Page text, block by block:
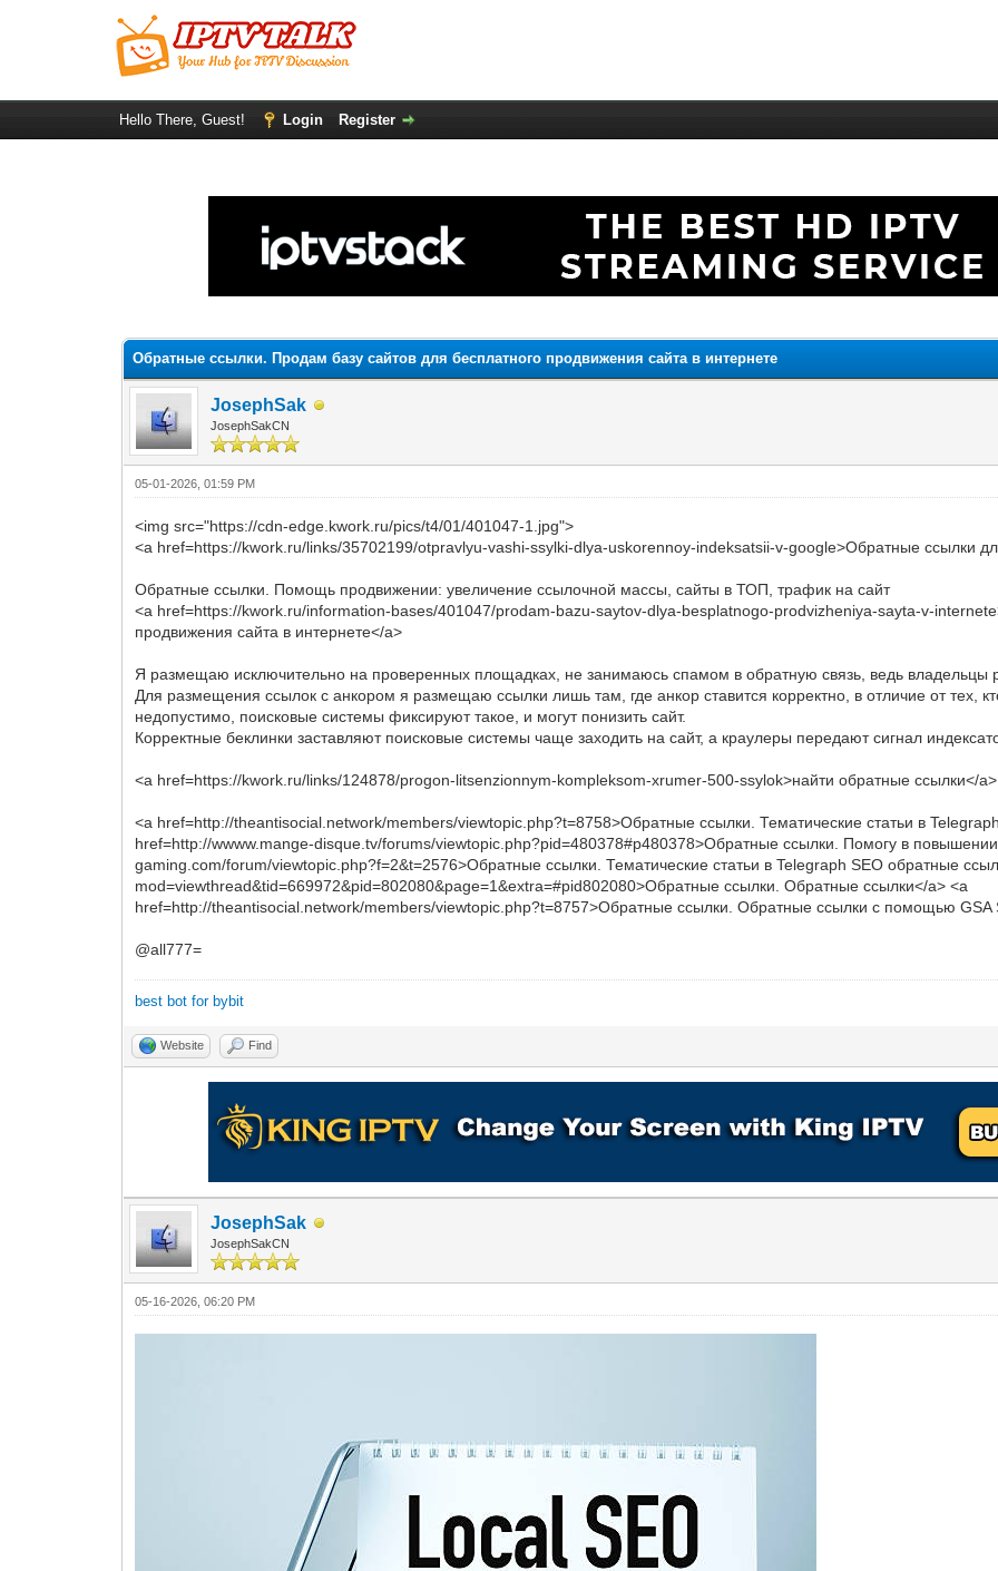
Hello There, Guest! Login Register
Обратные ссылки. Продам базу сайтов для бесплатного продвижения сайта в интернете
JosephSak
JosephSakCN
05-01-2026, 01:59 PM
<img src="https://cdn-edge.kwork.ru/pics/t4/01/401047-1.jpg">
<a href=https://kwork.ru/links/35702199/otpravlyu-vashi-ssylki-dlya-uskorennoy-indeksatsii-v-google>Обратные ссылки
Обратные ссылки. Помощь продвижении: увеличение ссылочной массы, сайты в ТОП, трафик на сайт
<a href=https://kwork.ru/information-bases/401047/prodam-bazu-saytov-dlya-besplatnogo-prodvizheniya-sayta-v-
продвижения сайта в интернете</a>
Я размещаю исключительно на проверенных площадках, не занимаюсь спамом в обратную связь, ведь владельцы
Для размещения ссылок с анкором я размещаю ссылки лишь там, где анкор ставится корректно, в отличие от тех,
недопустимо, поисковые системы фиксируют такое, и могут понизить сайт.
Корректные беклинки заставляют поисковые системы чаще заходить на сайт, а краулеры передают сигнал
<a href=https://kwork.ru/links/124878/progon-litsenzionnym-kompleksom-xrumer-500-ssylok>найти обратные ссылки</a>
<a href=http://theantisocial.network/members/viewtopic.php?t=8758>Обратные ссылки. Тематические статьи в
href=http://wwww.mange-disque.tv/forums/viewtopic.php?pid=480378#p480378>Обратные ссылки. Помогу в
gaming.com/forum/viewtopic.php?f=2&t=2576>Обратные ссылки. Тематические статьи в Telegraph SEO обратные
mod=viewthread&tid=669972&pid=802080&page=1&extra=#pid802080>Обратные ссылки. Обратные ссылки</a> <a
href=http://theantisocial.network/members/viewtopic.php?t=8757>Обратные ссылки. Обратные ссылки с помощью
@all777=
best bot for bybit
Website Find
JosephSak
JosephSakCN
05-16-2026, 06:20 PM